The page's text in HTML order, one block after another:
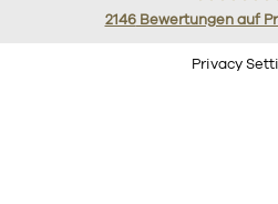
2146Bewertungen auf
Privacy